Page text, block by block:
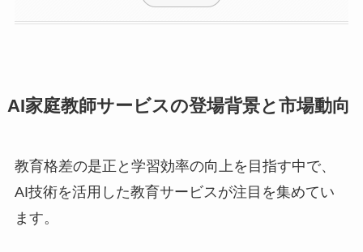
AI家庭教師サービスの登場背景と市場動向
教育格差の是正と学習効率の向上を目指す中で、
AI技術を活用した教育サービスが注目を集めてい
ます。